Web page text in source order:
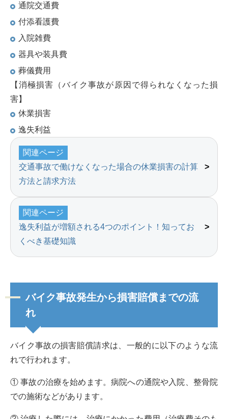
通院交通費
付添看護費
入院雑費
器具や装具費
葬儀費用
【消極損害（バイク事故が原因で得られなくなった損
害】
休業損害
逸失利益
関連ページ
交通事故で働けなくなった場合の休業損害の計算
方法と請求方法
関連ページ
逸失利益が増額される4つのポイント！知ってお
くべき基礎知識
バイク事故発生から損害賠償までの流
れ
バイク事故の損害賠償請求は、一般的に以下のような流
れで行われます。
① 事故の治療を始めます。病院への通院や入院、整骨院
での施術などがあります。